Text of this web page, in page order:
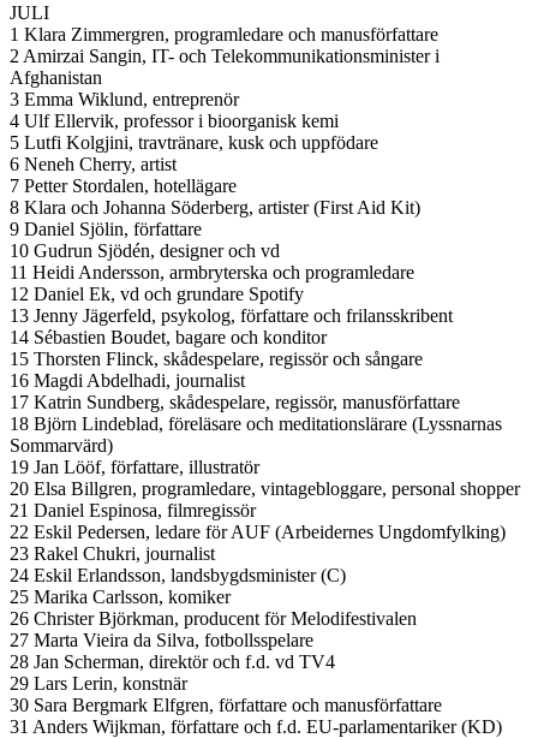
JULI
1 Klara Zimmergren, programledare och manusförfattare
2 Amirzai Sangin, IT- och Telekommunikationsminister i
Afghanistan
3 Emma Wiklund, entreprenör
4 Ulf Ellervik, professor i bioorganisk kemi
5 Lutfi Kolgjini, travtränare, kusk och uppfödare
6 Neneh Cherry, artist
7 Petter Stordalen, hotellägare
8 Klara och Johanna Söderberg, artister (First Aid Kit)
9 Daniel Sjölin, författare
10 Gudrun Sjödén, designer och vd
11 Heidi Andersson, armbryterska och programledare
12 Daniel Ek, vd och grundare Spotify
13 Jenny Jägerfeld, psykolog, författare och frilansskribent
14 Sébastien Boudet, bagare och konditor
15 Thorsten Flinck, skådespelare, regissör och sångare
16 Magdi Abdelhadi, journalist
17 Katrin Sundberg, skådespelare, regissör, manusförfattare
18 Björn Lindeblad, föreläsare och meditationslärare (Lyssnarnas
Sommarvärd)
19 Jan Lööf, författare, illustratör
20 Elsa Billgren, programledare, vintagebloggare, personal shopper
21 Daniel Espinosa, filmregissör
22 Eskil Pedersen, ledare för AUF (Arbeidernes Ungdomfylking)
23 Rakel Chukri, journalist
24 Eskil Erlandsson, landsbygdsminister (C)
25 Marika Carlsson, komiker
26 Christer Björkman, producent för Melodifestivalen
27 Marta Vieira da Silva, fotbollsspelare
28 Jan Scherman, direktör och f.d. vd TV4
29 Lars Lerin, konstnär
30 Sara Bergmark Elfgren, författare och manusförfattare
31 Anders Wijkman, författare och f.d. EU-parlamentariker (KD)